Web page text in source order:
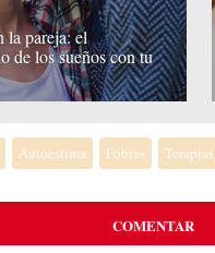
la pareja: el
de los sueños con tu
Autoestima Fobias Terapias
COMENTAR